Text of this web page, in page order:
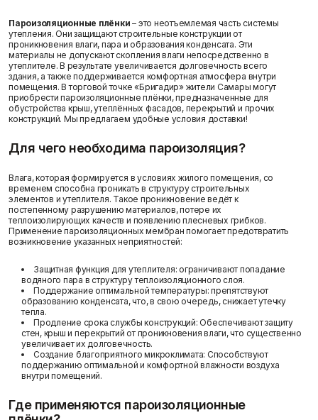
Герметик
Монтажные пены
Показать больше
Пароизоляционные
плёнки
Пленка
Пленка ПВД техническая
Показать больше
Потолок
Показать больше
Профиль
Маячковый профиль
Подвесы и профили для
потолка
Показать больше
Расходные
материалы
Мешки
Пленки
Скотчи/Ленты
Показать больше
Сетки/Стеклообои
Малярные ленты
Фасадные сетки
Показать больше
О компании
Вопрос-ответ
Статьи
Пароизоляционные плёнки – это неотъемлемая часть системы
утепления. Они защищают строительные конструкции от
проникновения влаги, пара и образования конденсата. Эти
материалы не допускают скопления влаги непосредственно в
утеплителе. В результате увеличивается долговечность всего
здания, а также поддерживается комфортная атмосфера внутри
помещения. В торговой точке «Бригадир» жители Самары могут
приобрести пароизоляционные плёнки, предназначенные для
обустройства крыш, утеплённых фасадов, перекрытий и прочих
конструкций. Мы предлагаем удобные условия доставки!
Для чего необходима пароизоляция?
Влага, которая формируется в условиях жилого помещения, со
временем способна проникать в структуру строительных
элементов и утеплителя. Такое проникновение ведёт к
постепенному разрушению материалов, потере их
теплоизолирующих качеств и появлению плесневых грибков.
Применение пароизоляционных мембран помогает предотвратить
возникновение указанных неприятностей:
Защитная функция для утеплителя: ограничивают попадание
водяного пара в структуру теплоизоляционного слоя.
Поддержание оптимальной температуры: препятствуют
образованию конденсата, что, в свою очередь, снижает утечку
тепла.
Продление срока службы конструкций: Обеспечивают защиту
стен, крыш и перекрытий от проникновения влаги, что существенно
увеличивает их долговечность.
Создание благоприятного микроклимата: Способствуют
поддержанию оптимальной и комфортной влажности воздуха
внутри помещений.
Где применяются пароизоляционные